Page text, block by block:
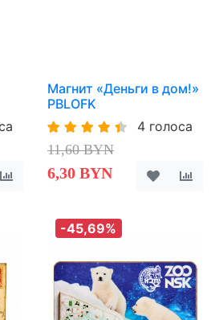
Магнит «Деньги в дом!»
PBLOFK
4 голоса
11,60 BYN
6,30 BYN
-45,69%